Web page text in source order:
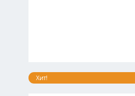
Хит!